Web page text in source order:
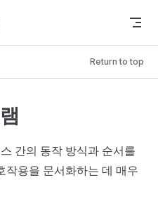
Return to top
간의 동작 방식과 순서를
작용을 문서화하는 데 매우